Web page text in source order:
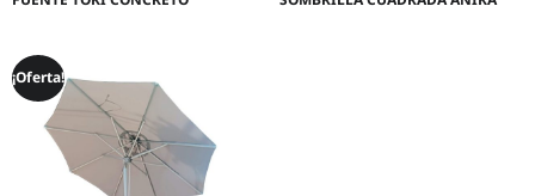
¡Oferta!